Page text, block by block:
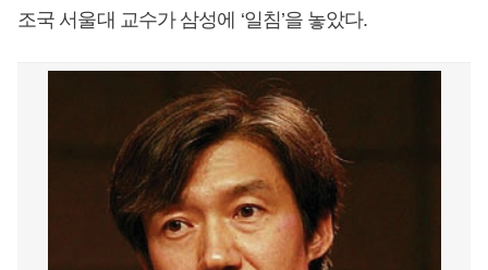
조국 서울대 교수가 삼성에 ‘일침’을 놓았다.